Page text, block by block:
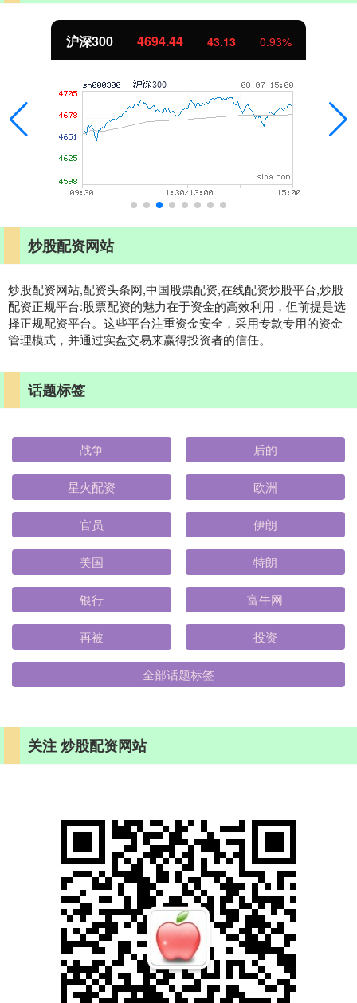
沪深300 4694.44 43.13 0.93%
炒股配资网站
炒股配资网站,配资头条网,中国股票配资,在线配资炒股平台,炒股
配资正规平台:股票配资的魅力在于资金的高效利用，但前提是选
择正规配资平台。这些平台注重资金安全，采用专款专用的资金
管理模式，并通过实盘交易来赢得投资者的信任。
话题标签
战争 后的
星火配资 欧洲
官员 伊朗
美国 特朗
银行 富牛网
再被 投资
全部话题标签
关注 炒股配资网站